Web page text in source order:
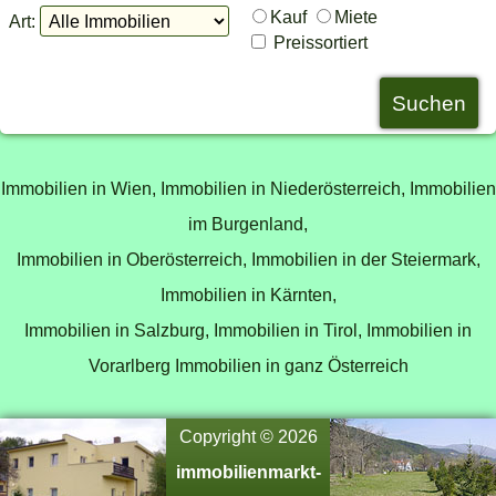
Art: Kauf
Miete
Preissortiert
Immobilien in Wien, Immobilien in Niederösterreich, Immobilien
im Burgenland,
Immobilien in Oberösterreich, Immobilien in der Steiermark,
Immobilien in Kärnten,
Immobilien in Salzburg, Immobilien in Tirol, Immobilien in
Vorarlberg Immobilien in ganz Österreich
Copyright © 2026
immobilienmarkt-